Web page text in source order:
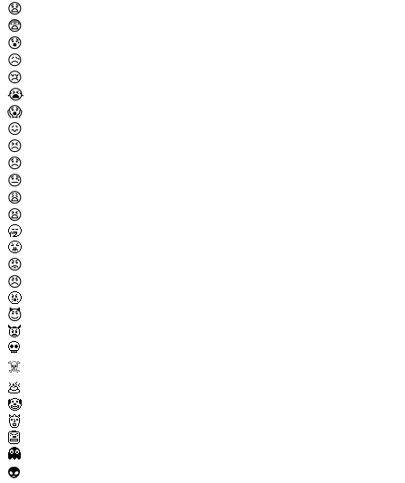
😧
😨
😰
😥
😢
😭
😱
😖
😣
😞
😓
😩
😫
🥱
😤
😡
😠
🤬
😈
👿
💀
☠️
💩
🤡
👹
👺
👻
👽